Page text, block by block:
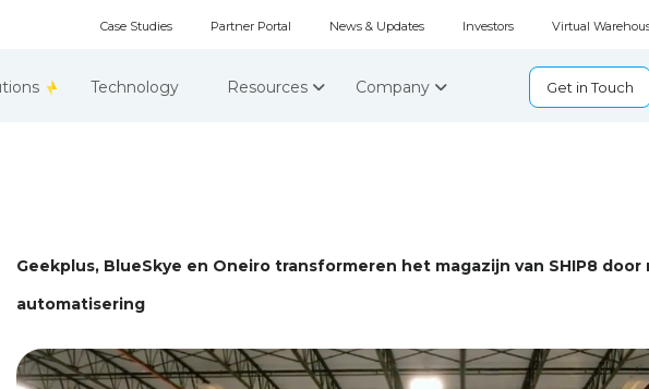
Case Studies Partner Portal News & Updates Investors Virtual
Technology Resources Company Get in Touch
Geekplus, BlueSkye en Oneiro transformeren het magazijn van SHIP8
automatisering